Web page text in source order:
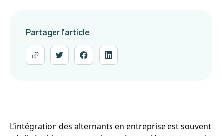
Partager l'article
L’intégration des alternants en entreprise est souvent